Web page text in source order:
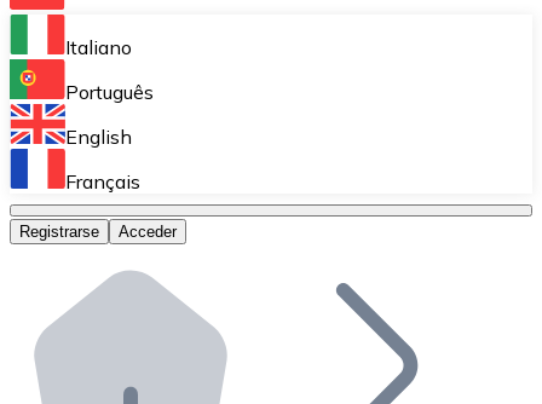
Bitnovo Ramp
Integra nuestra solución en tu plataforma.
Bitnovo Giftcards
Bitnovo OTC
Bitnovo ATM
Integra un ATM Bitnovo en tu negocio y permite que
Bitnovo API
Italiano
Português
English
Français
Registrarse Acceder